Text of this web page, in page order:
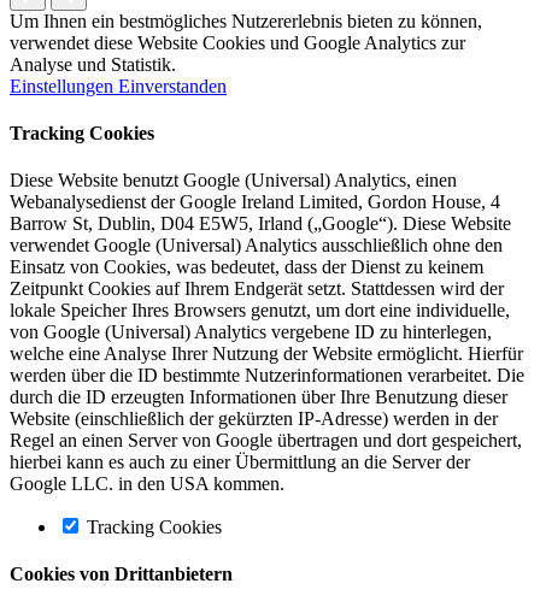
Um Ihnen ein bestmögliches Nutzererlebnis bieten zu können,
verwendet diese Website Cookies und Google Analytics zur
Analyse und Statistik.
Einstellungen Einverstanden
Tracking Cookies
Diese Website benutzt Google (Universal) Analytics, einen
Webanalysedienst der Google Ireland Limited, Gordon House, 4
Barrow St, Dublin, D04 E5W5, Irland („Google“). Diese Website
verwendet Google (Universal) Analytics ausschließlich ohne den
Einsatz von Cookies, was bedeutet, dass der Dienst zu keinem
Zeitpunkt Cookies auf Ihrem Endgerät setzt. Stattdessen wird der
lokale Speicher Ihres Browsers genutzt, um dort eine individuelle,
von Google (Universal) Analytics vergebene ID zu hinterlegen,
welche eine Analyse Ihrer Nutzung der Website ermöglicht. Hierfür
werden über die ID bestimmte Nutzerinformationen verarbeitet. Die
durch die ID erzeugten Informationen über Ihre Benutzung dieser
Website (einschließlich der gekürzten IP-Adresse) werden in der
Regel an einen Server von Google übertragen und dort gespeichert,
hierbei kann es auch zu einer Übermittlung an die Server der
Google LLC. in den USA kommen.
Tracking Cookies
Cookies von Drittanbietern